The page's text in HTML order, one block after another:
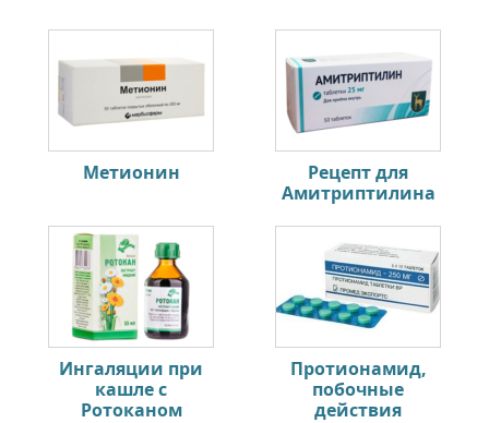
Метионин
Рецепт для
Амитриптилина
Ингаляции при
кашле с
Ротоканом
Протионамид,
побочные
действия